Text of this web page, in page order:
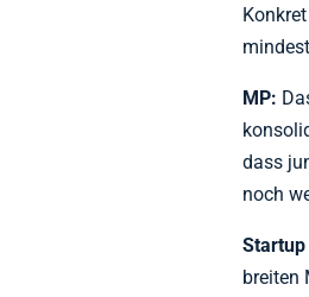
MP:
dass
noch
breiten